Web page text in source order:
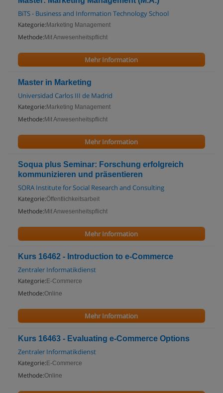
BiTS - Business and Information Technology School
Kategorie: Marketing Management
Methode: Mit Anwesenheitspflicht
Mehr Information
Master in Marketing
Universidad Carlos III de Madrid
Kategorie: Marketing Management
Methode: Mit Anwesenheitspflicht
Mehr Information
Soqua plus Seminar: Forschung erfolgreich
kommunizieren und präsentieren
SORA Institute for Social Research and Consulting
Kategorie:Öffentlichkeitsarbeit
Methode: Mit Anwesenheitspflicht
Mehr Information
Kurs 16462 - Introduction to e-Commerce
Zentraler Informatikdienst
Kategorie: E-Commerce
Methode:Online
Mehr Information
Kurs 16463 - Evaluating e-Commerce Options
Zentraler Informatikdienst
Kategorie: E-Commerce
Methode:Online